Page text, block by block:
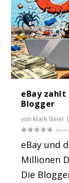
eBay zahlt
Blogger
von Mark Steier |
eBay und
Millionen
Die